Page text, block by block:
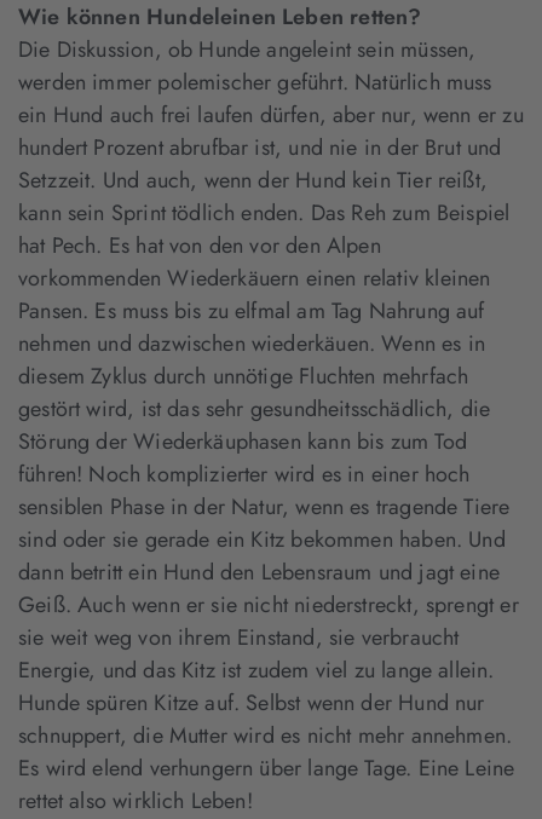
Wie können Hundeleinen Leben retten?
Die Diskussion, ob Hunde angeleint sein müssen,
werden immer polemischer geführt. Natürlich muss
ein Hund auch frei laufen dürfen, aber nur, wenn er zu
hundert Prozent abrufbar ist, und nie in der Brut und
Setzzeit. Und auch, wenn der Hund kein Tier reißt,
kann sein Sprint tödlich enden. Das Reh zum Beispiel
hat Pech. Es hat von den vor den Alpen
vorkommenden Wiederkäuern einen relativ kleinen
Pansen. Es muss bis zu elfmal am Tag Nahrung auf
nehmen und dazwischen wiederkäuen. Wenn es in
diesem Zyklus durch unnötige Fluchten mehrfach
gestört wird, ist das sehr gesundheitsschädlich, die
Störung der Wiederkäuphasen kann bis zum Tod
führen! Noch komplizierter wird es in einer hoch
sensiblen Phase in der Natur, wenn es tragende Tiere
sind oder sie gerade ein Kitz bekommen haben. Und
dann betritt ein Hund den Lebensraum und jagt eine
Geiß. Auch wenn er sie nicht niederstreckt, sprengt er
sie weit weg von ihrem Einstand, sie verbraucht
Energie, und das Kitz ist zudem viel zu lange allein.
Hunde spüren Kitze auf. Selbst wenn der Hund nur
schnuppert, die Mutter wird es nicht mehr annehmen.
Es wird elend verhungern über lange Tage. Eine Leine
rettet also wirklich Leben!